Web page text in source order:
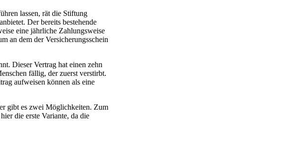
lassen, rät die Stiftung
Der bereits bestehende
eine jährliche Zahlungsweise
an dem der Versicherungsschein
Dieser Vertrag hat einen zehn
fällig, der zuerst verstirbt.
aufweisen können als eine
gibt es zwei Möglichkeiten. Zum
die erste Variante, da die